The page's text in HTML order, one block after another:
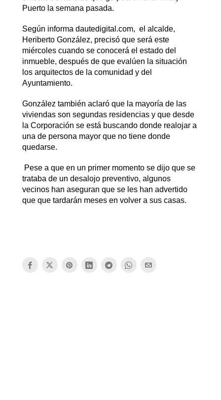
Puerto la semana pasada.
Según informa dautedigital.com, el alcalde,
Heriberto González, precisó que será este
miércoles cuando se conocerá el estado del
inmueble, después de que evalúen la situación
los arquitectos de la comunidad y del
Ayuntamiento.
González también aclaró que la mayoría de las
viviendas son segundas residencias y que desde
la Corporación se está buscando donde realojar a
una de persona mayor que no tiene donde
quedarse.
Pese a que en un primer momento se dijo que se
trataba de un desalojo preventivo, algunos
vecinos han aseguran que se les han advertido
que que tardarán meses en volver a sus casas.